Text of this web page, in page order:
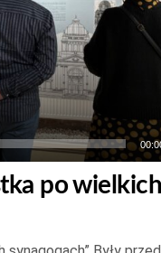
po wielkich